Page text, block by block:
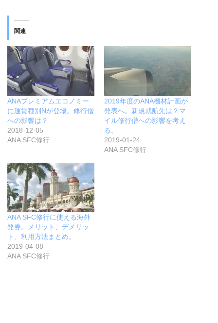
関連
ANAプレミアムエコノミー
に運賃種別Nが登場。修行僧
への影響は？
2018-12-05
ANA SFC修行
2019年度のANA機材計画が
発表へ。新規就航先は？マ
イル修行僧への影響を考え
る。
2019-01-24
ANA SFC修行
ANA SFC修行に使える海外
発券。メリット、デメリッ
ト、利用方法まとめ。
2019-04-08
ANA SFC修行